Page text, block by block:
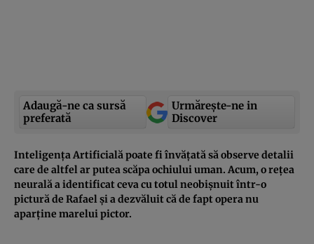
Adaugă-ne ca sursă
preferată
Urmărește-ne in
Discover
Inteligența Artificială poate fi învățată să observe detalii
care de altfel ar putea scăpa ochiului uman. Acum, o rețea
neurală a identificat ceva cu totul neobișnuit într-o
pictură de Rafael și a dezvăluit că de fapt opera nu
aparține marelui pictor.